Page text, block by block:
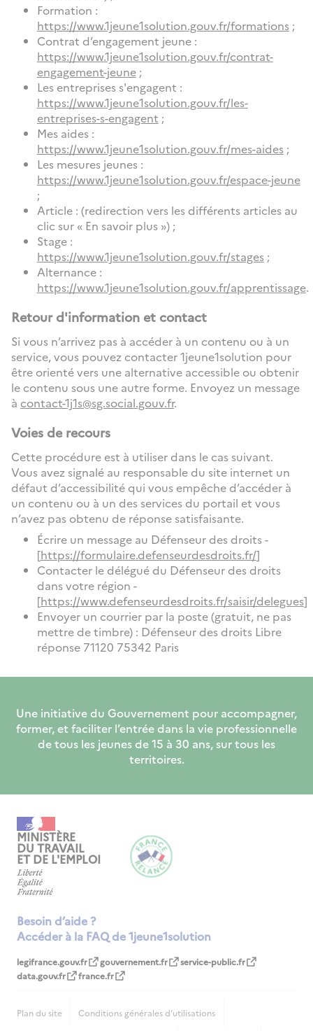
Formation :
https://www.1jeune1solution.gouv.fr/formations;
Contrat d’engagement jeune :
https://www.1jeune1solution.gouv.fr/contrat-
engagement-jeune;
Les entreprises s'engagent :
https://www.1jeune1solution.gouv.fr/les-
entreprises-s-engagent ;
Mes aides :
https://www.1jeune1solution.gouv.fr/mes-aides;
Les mesures jeunes :
https://www.1jeune1solution.gouv.fr/espace-jeune
;
Article : (redirection vers les différents articles au
clic sur « En savoir plus ») ;
Stage :
https://www.1jeune1solution.gouv.fr/stages;
Alternance :
https://www.1jeune1solution.gouv.fr/apprentissage.
Retour d'information et contact
Si vous n’arrivez pas à accéder à un contenu ou à un
service, vous pouvez contacter 1jeune1solution pour
être orienté vers une alternative accessible ou obtenir
le contenu sous une autre forme. Envoyez un message
à contact-1j1s@sg.social.gouv.fr.
Voies de recours
Cette procédure est à utiliser dans le cas suivant.
Vous avez signalé au responsable du site internet un
défaut d’accessibilité qui vous empêche d’accéder à
un contenu ou à un des services du portail et vous
n’avez pas obtenu de réponse satisfaisante.
Écrire un message au Défenseur des droits -
[https://formulaire.defenseurdesdroits.fr/]
Contacter le délégué du Défenseur des droits
dans votre région -
[https://www.defenseurdesdroits.fr/saisir/delegues]
Envoyer un courrier par la poste (gratuit, ne pas
mettre de timbre) : Défenseur des droits Libre
réponse 71120 75342 Paris
Une initiative du Gouvernement pour accompagner,
former, et faciliter l’entrée dans la vie professionnelle
de tous les jeunes de 15 à 30 ans, sur tous les
territoires.
MINISTÈRE
DU TRAVAIL
ET DE L'EMPLOI
Besoin d’aide ?
Accéder à la FAQ de 1jeune1solution
legifrance.gouv.fr gouvernement.fr
service-public.fr
data.gouv.fr
france.fr
Plan du site Conditions générales d‘utilisations